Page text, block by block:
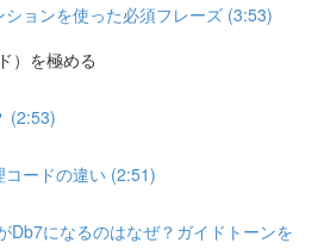
ションを使った必須フレーズ (3:53)
）を極める
(2:53)
ードの違い (2:51)
Db7になるのはなぜ？ガイドトーンを